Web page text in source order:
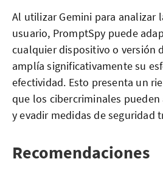
Al utilizar Gemini para analizar
usuario, PromptSpy puede
cualquier dispositivo o versión
amplía significativamente su
efectividad. Esto presenta un
que los cibercriminales
y evadir medidas de seguridad
Recomendaciones